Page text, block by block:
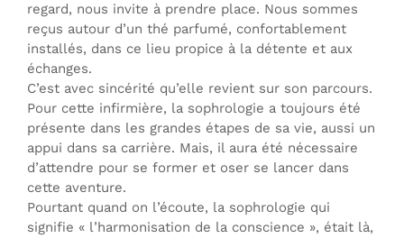
regard, nous invite à prendre place. Nous sommes
reçus autour d’un thé parfumé, confortablement
installés, dans ce lieu propice à la détente et aux
échanges.
C’est avec sincérité qu’elle revient sur son parcours.
Pour cette infirmière, la sophrologie a toujours été
présente dans les grandes étapes de sa vie, aussi un
appui dans sa carrière. Mais, il aura été nécessaire
d’attendre pour se former et oser se lancer dans
cette aventure.
Pourtant quand on l’écoute, la sophrologie qui
signifie « l’harmonisation de la conscience », était là,